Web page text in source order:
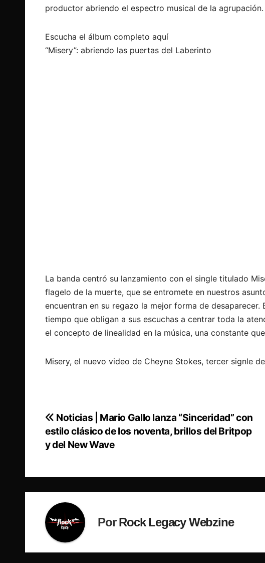
productor abriendo el espectro musical de la agrupación.
Escucha el álbum completo aquí
“Misery”: abriendo las puertas del Laberinto
La banda centró su lanzamiento con el single titulado
flagelo de la muerte, que se entromete en nuestros
encuentran en su regazo la mejor forma de
tiempo que obligan a sus escuchas a centrar toda la
el concepto de linealidad en la música, una constante
Misery, el nuevo video de Cheyne Stokes, tercer signle
Navegación
de
Noticias | Mario Gallo lanza “Sinceridad” con
estilo clásico de los noventa, brillos del Britpop
y del New Wave
PorRock Legacy Webzine